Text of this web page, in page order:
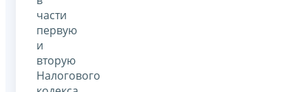
части
первую
и
вторую
Налогового